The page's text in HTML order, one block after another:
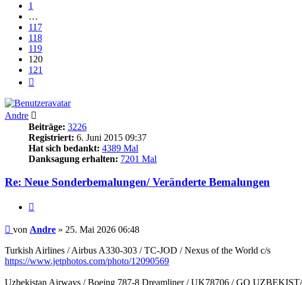
1
…
117
118
119
120
121
Andre
Beiträge: 3226
Registriert: 6. Juni 2015 09:37
Hat sich bedankt: 4389 Mal
Danksagung erhalten: 7201 Mal
Re: Neue Sonderbemalungen/ Veränderte Bemalungen
Beitrag
von Andre » 25. Mai 2026 06:48
Turkish Airlines / Airbus A330-303 / TC-JOD / Nexus of the World c/s
https://www.jetphotos.com/photo/12090569
Uzbekistan Airways / Boeing 787-8 Dreamliner / UK78706 / GO